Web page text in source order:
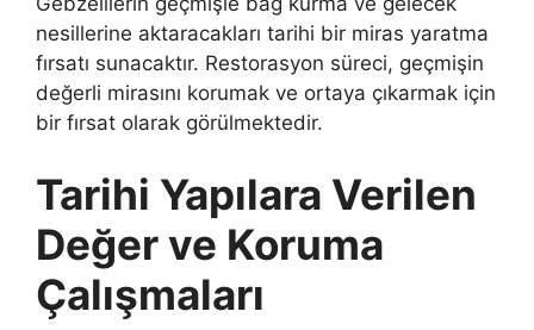
nesillerine aktaracakları tarihi bir miras yaratma
fırsatı sunacaktır. Restorasyon süreci, geçmişin
değerli mirasını korumak ve ortaya çıkarmak için
bir fırsat olarak görülmektedir.
Tarihi Yapılara Verilen
Değer ve Koruma
Çalışmaları